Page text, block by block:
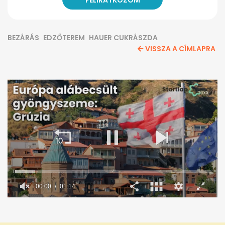
BEZÁRÁS EDZŐTEREM HAUER CUKRÁSZDA
VISSZA A CÍMLAPRA
00:00 01:14